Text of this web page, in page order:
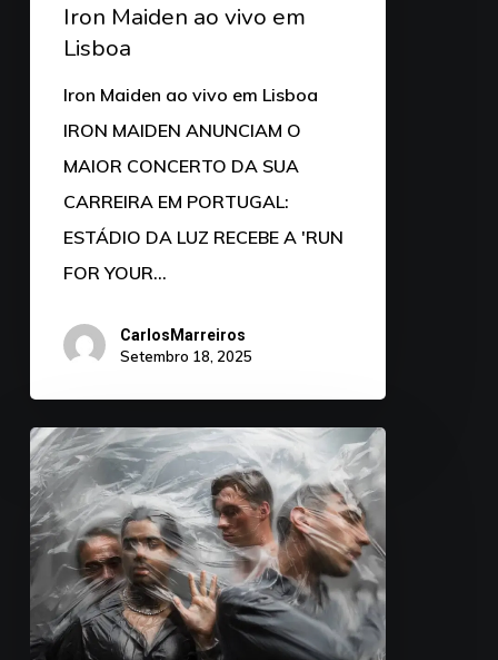
Iron Maiden ao vivo em
Lisboa
Iron Maiden ao vivo em Lisboa
IRON MAIDEN ANUNCIAM O
MAIOR CONCERTO DA SUA
CARREIRA EM PORTUGAL:
ESTÁDIO DA LUZ RECEBE A 'RUN
FOR YOUR…
CarlosMarreiros
Setembro 18, 2025